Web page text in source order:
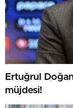
Ertuğrul
müjdesi!